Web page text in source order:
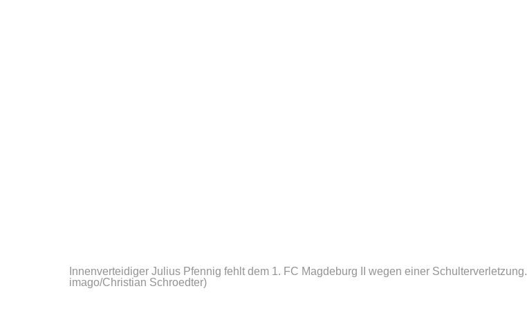
Innenverteidiger Julius Pfennig fehlt dem 1. FC Magdeburg II wegen einer Schulterverletzung.
imago/Christian Schroedter)